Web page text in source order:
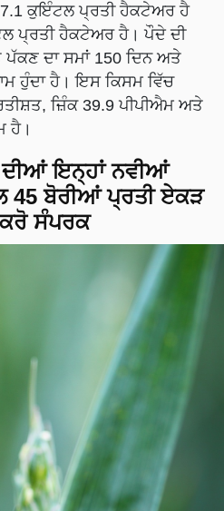
ਕੁਇੰਟਲ ਪ੍ਰਤੀ ਹੈਕਟੇਅਰ ਹੈ
ਪ੍ਰਤੀ ਹੈਕਟੇਅਰ ਹੈ। ਪੌਦੇ ਦੀ
ਦਾ ਸਮਾਂ 150 ਦਿਨ ਅਤੇ
ਹੁੰਦਾ ਹੈ। ਇਸ ਕਿਸਮ ਵਿੱਚ
ਜ਼ਿੰਕ 39.9 ਪੀਪੀਐਮ ਅਤੇ
ਹੈ।
ਇਨ੍ਹਾਂ ਨਵੀਆਂ
45 ਬੋਰੀਆਂ ਪ੍ਰਤੀ ਏਕੜ
ਸੰਪਰਕ